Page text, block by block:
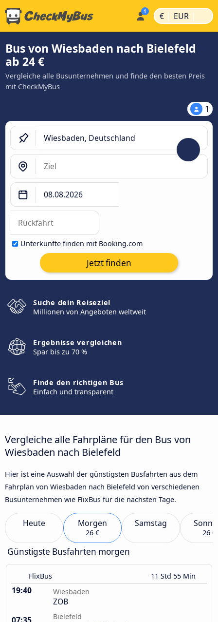
€ | EUR |
Bus von Wiesbaden nach Bielefeld
ab 24 €
Vergleiche alle Busunternehmen und finde den besten Preis
mit CheckMyBus
1
Unterkünfte finden mit Booking.com
Jetzt finden
Suche dein Reiseziel
Millionen von Angeboten weltweit
Ergebnisse vergleichen
Spar bis zu 70 %
Finde den richtigen Bus
Einfach und transparent
Vergleiche alle Fahrpläne für den Bus von
Wiesbaden nach Bielefeld
Hier ist eine Auswahl der günstigsten Busfahrten aus dem
Fahrplan von Wiesbaden nach Bielefeld von verschiedenen
Busunternehmen wie FlixBus für die nächsten Tage.
Heute Morgen
26 €
Samstag
26 €
Günstigste Busfahrten morgen
FlixBus 11 Std 55 Min
19:40 Wiesbaden
ZOB
Bielefeld